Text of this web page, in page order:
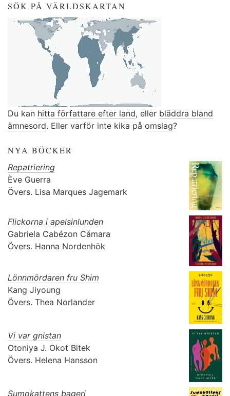
SÖK PÅ VÄRLDSKARTAN
Du kan hitta författare efter land, eller bläddra bland
ämnesord. Eller varför inte kika på omslag?
NYA BÖCKER
Repatriering
Ève Guerra
Övers. Lisa Marques Jagemark
Flickorna i apelsinlunden
Gabriela Cabézon Cámara
Övers. Hanna Nordenhök
Lönnmördaren fru Shim
Kang Jiyoung
Övers. Thea Norlander
Vi var gnistan
Otoniya J. Okot Bitek
Övers. Helena Hansson
Sumokattens bageri